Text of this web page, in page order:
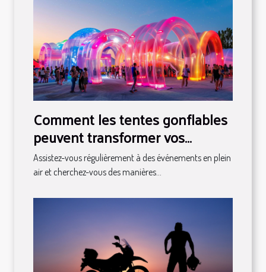
Comment les tentes gonflables
peuvent transformer vos
événements en spectacles
Assistez-vous régulièrement à des événements en plein
air et cherchez-vous des manières...